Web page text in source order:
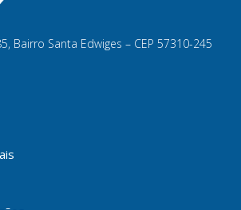
Bairro Santa Edwiges – CEP 57310-245